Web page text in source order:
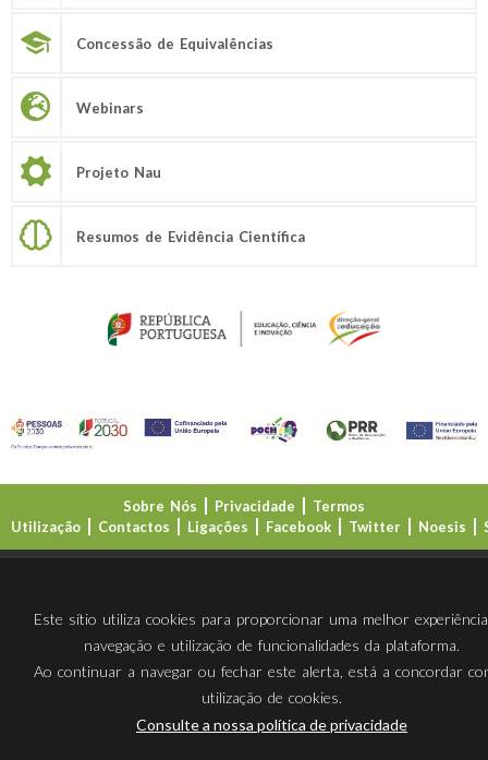
Concessão de Equivalências
Webinars
Projeto Nau
Resumos de Evidência Científica
Sobre Nós Privacidade
Termos
Utilização
Contactos Ligações Facebook Twitter Noesis
Este sítio utiliza cookies para proporcionar uma melhor
navegação e utilização de funcionalidades da plataforma.
Ao continuar a navegar ou fechar este alerta, está a concordar
utilização de cookies.
Consulte a nossa política de privacidade